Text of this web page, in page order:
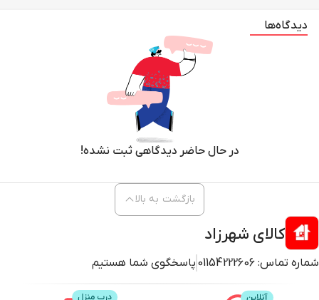
دیدگاه‌ها
در حال حاضر دیدگاهی ثبت نشده!
کالای شهرزاد
شماره تماس: 01154222606 پاسخگوی شما هستیم
بازگشت به بالا